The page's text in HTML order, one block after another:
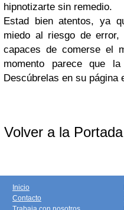
hipnotizarte sin remedio.
Estad bien atentos, ya
miedo al riesgo de error,
capaces de comerse el
momento parece que
Descúbrelas en su página
Volver a la
Inicio
Contacto